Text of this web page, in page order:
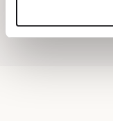
information från
annons- och
Dessa kan i sin tur